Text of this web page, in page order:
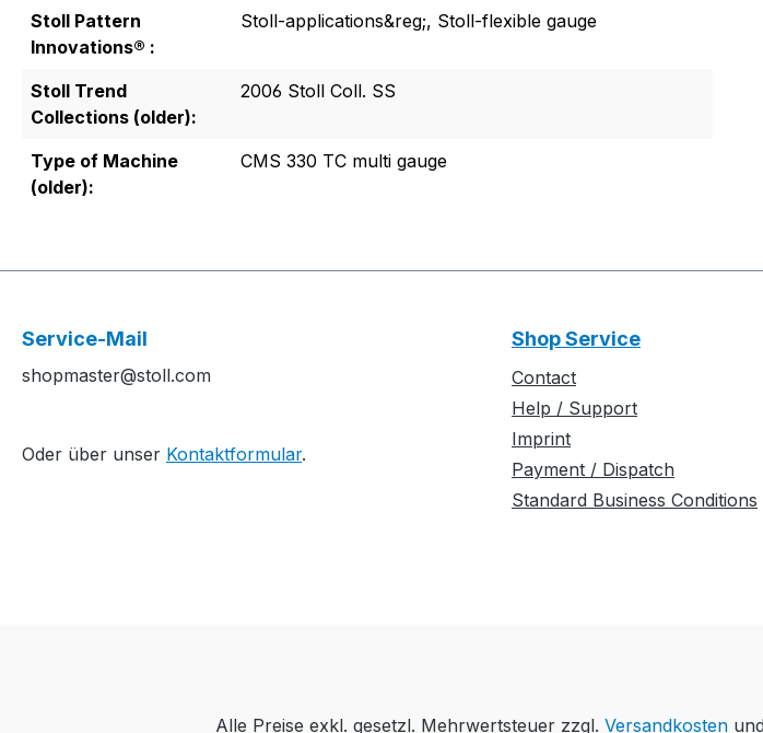
Stoll Pattern
Innovations® :
Stoll-applications&reg;, Stoll-flexible gauge
Stoll Trend
Collections (older):
2006 Stoll Coll. SS
Type of Machine
(older):
CMS 330 TC multi gauge
Service-Mail
shopmaster@stoll.com
Oder über unser Kontaktformular.
Shop Service
Contact
Help / Support
Imprint
Payment / Dispatch
Standard Business Conditions
Alle Preise exkl. gesetzl. Mehrwertsteuer zzgl. Versandkosten